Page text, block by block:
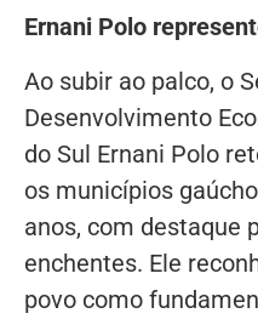
Ernani Polo
Ao subir ao palco, o
Desenvolvimento
do Sul Ernani Polo
os municípios
anos, com destaque
enchentes. Ele
povo como